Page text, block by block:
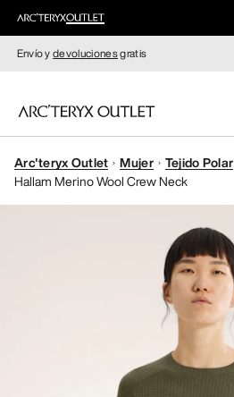
Envío ydevolucionesgratis
MUJERE
Arc'teryx Outlet Mujer
Tejido Polar
Hallam Merino Wool Crew Neck